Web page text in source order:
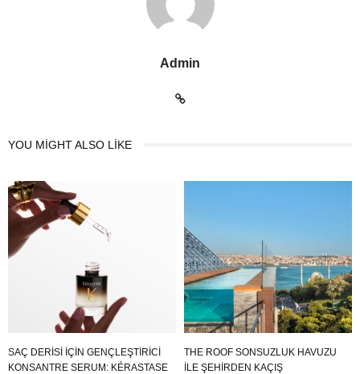
Admin
YOU MIGHT ALSO LIKE
SAÇ DERİSİ İÇİN GENÇLEŞTİRİCİ
KONSANTRE SERUM: KÉRASTASE
THE ROOF SONSUZLUK HAVUZU
ILE ŞEHIRDEN KAÇIŞ